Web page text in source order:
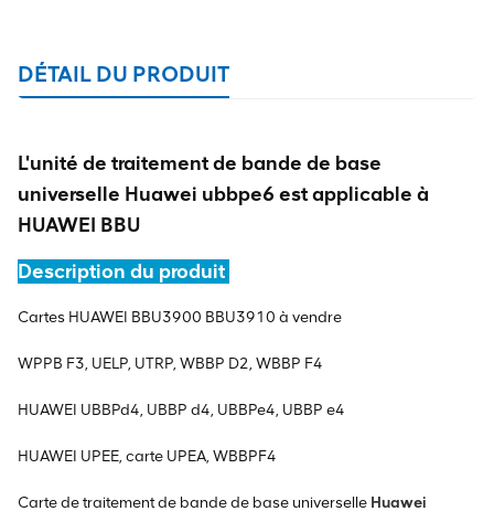
DÉTAIL DU PRODUIT
L'unité de traitement de bande de base
universelle Huawei ubbpe6 est applicable à
HUAWEI BBU
Description du produit
Cartes HUAWEI BBU3900 BBU3910 à vendre
WPPB F3, UELP, UTRP, WBBP D2, WBBP F4
HUAWEI UBBPd4, UBBP d4, UBBPe4, UBBP e4
HUAWEI UPEE, carte UPEA, WBBPF4
Carte de traitement de bande de base universelle Huawei